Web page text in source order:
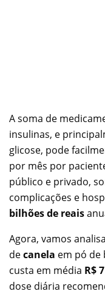
A soma de
insulinas, e
glicose, pode
por mês por
público e privado,
complicações e
bilhões de reais
Agora, vamos
decanela em pó de
custa em média R$ 7
dose diária